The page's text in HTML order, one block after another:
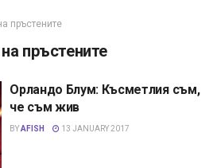
пръстените
пръстените
Орландо Блум: Късметлия съм,
че съм жив
BYAFISH 13 JANUARY 2017